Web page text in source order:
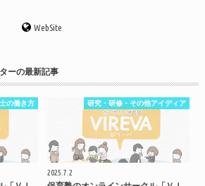
WebSite
ーの最新記事
の働き方 研究・研修・その他アイディア
2025.7.2